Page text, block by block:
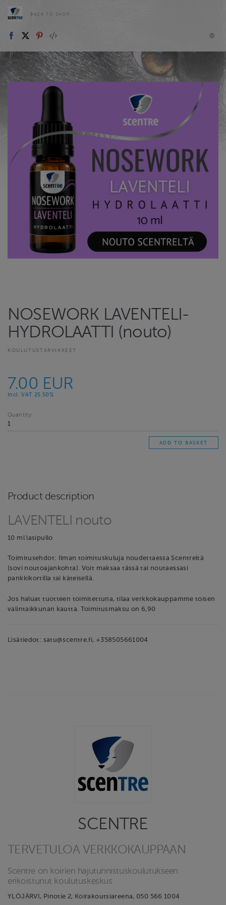
BACK TO SHOP
NOSEWORK LAVENTELI-
HYDROLAATTI (nouto)
KOULUTUSTARVIKKEET
7.00 EUR
Incl. VAT 25.50%
Quantity
Product description
LAVENTELI nouto
10 ml lasipullo
Toimitusehdot: Ilman toimituskuluja noudettaessa Scentreltä
(sovi noutoajankohta). Voit maksaa tässä tai noutaessasi
pankkikortilla tai käteisellä.
Jos haluat tuotteen toimitettuna, tilaa verkkokauppamme toisen
valintaikkunan kautta. Toimitusmaksu on 6,90
Lisätiedot: satu@scentre.fi, +358505661004
SCENTRE
TERVETULOA VERKKOKAUPPAAN
Scentre on koirien hajutunnistuskoulutukseen
erikoistunut koulutuskeskus
YLÖJÄRVI, Pinotie 2, Koirakoutsiareena, 050 566 1004